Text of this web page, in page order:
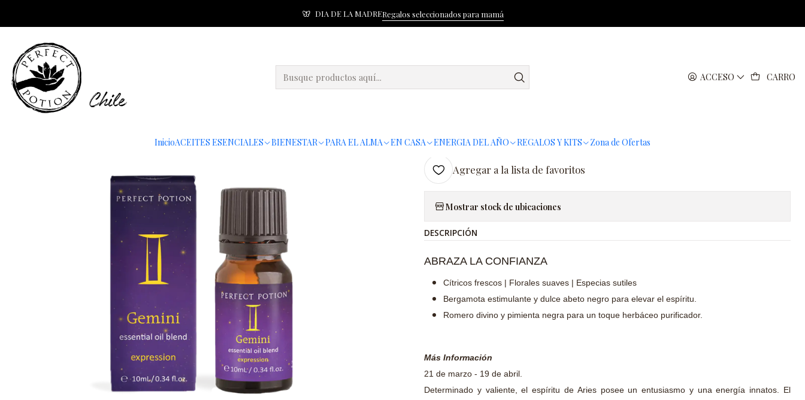
ACCESO CARRO
InicioACEITES ESENCIALES BIENESTAR PARA EL ALMA EN CASA ENERGIA DEL AÑO REGALOS Y KITS Zona de Ofertas
DIA DE LA MADRERegalos seleccionados para mamá
Inicio Colección Zodiaco Mezcla de aceites esenciales del zodíaco Aries 10 ml
|
Mezcla de aceites esenciales del
Cantidad
Agregar a la lista de favoritos
Mostrar stock de ubicaciones
DESCRIPCIÓN
ABRAZA LA CONFIANZA
Cítricos frescos | Florales suaves | Especias sutiles
Bergamota estimulante y dulce abeto negro para elevar el espíritu.
Romero divino y pimienta negra para un toque herbáceo purificador.
Más Información
21 de marzo - 19 de abril.
Determinado y valiente, el espíritu de Aries posee un entusiasmo y una energía innatos. El